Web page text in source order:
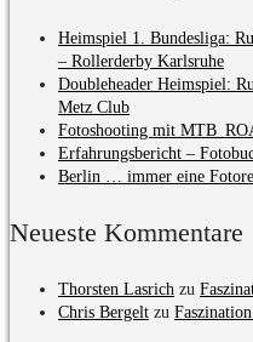
Heimspiel 1. Bundesliga:
– Rollerderby Karlsruhe
Doubleheader Heimspiel:
Metz Club
Fotoshooting mit
Erfahrungsbericht –
Berlin … immer eine
Neueste Kommentare
Thorsten Lasrich zu
Chris Bergelt zu